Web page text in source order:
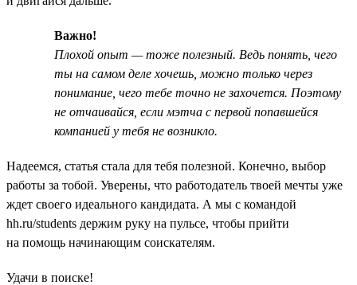
Важно!
Плохой опыт — тоже полезный. Ведь понять, чего
ты на самом деле хочешь, можно только через
понимание, чего тебе точно не захочется. Поэтому
не отчаивайся, если мэтча с первой попавшейся
компанией у тебя не возникло.
Надеемся, статья стала для тебя полезной. Конечно, выбор
работы за тобой. Уверены, что работодатель твоей мечты уже
ждет своего идеального кандидата. А мы с командой
hh.ru/students держим руку на пульсе, чтобы прийти
на помощь начинающим соискателям.
Удачи в поиске!